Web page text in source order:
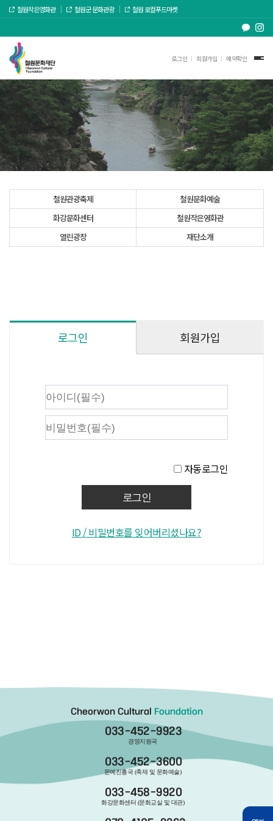
철원작은영화관 철원군 문화관광 철원 로컬푸드마켓
로그인 회원가입 예약확인
철원관광축제
철원문화예술
화강문화센터
철원작은영화관
열린광장
재단소개
로그인 회원가입
자동로그인
ID / 비밀번호를 잊어버리셨나요?
Cheorwon Cultural Foundation
033-452-9923
경영지원국
033-452-3600
문예진흥국 (축제 및 문화예술)
033-458-9920
화강문화센터 (문화교실 및 대관)